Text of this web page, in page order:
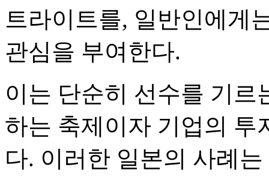
트라이트를, 일반인에게
관심을 부여한다.
이는 단순히 선수를 기르
하는 축제이자 기업의 투
다. 이러한 일본의 사례